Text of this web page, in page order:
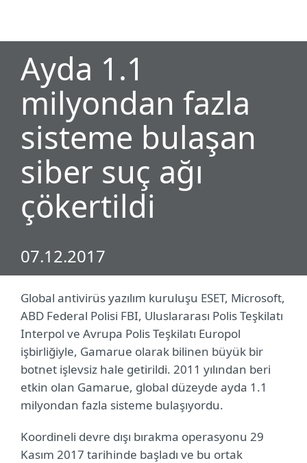
Ayda 1.1
milyondan fazla
sisteme bulaşan
siber suç ağı
çökertildi
07.12.2017
Global antivirüs yazılım kuruluşu ESET, Microsoft,
ABD Federal Polisi FBI, Uluslararası Polis Teşkilatı
Interpol ve Avrupa Polis Teşkilatı Europol
işbirliğiyle, Gamarue olarak bilinen büyük bir
botnet işlevsiz hale getirildi. 2011 yılından beri
etkin olan Gamarue, global düzeyde ayda 1.1
milyondan fazla sisteme bulaşıyordu.
Koordineli devre dışı bırakma operasyonu 29
Kasım 2017 tarihinde başladı ve bu ortak